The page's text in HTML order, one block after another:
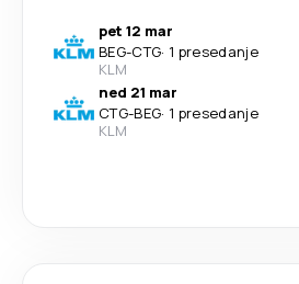
pet 12 mar
BEG-CTG· 1 presedanje
KLM
ned 21 mar
CTG-BEG· 1 presedanje
KLM